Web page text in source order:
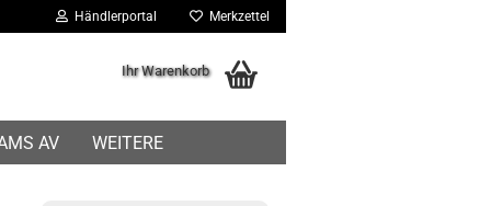
Händlerportal Merkzettel
Ihr Warenkorb
AV WEITERE